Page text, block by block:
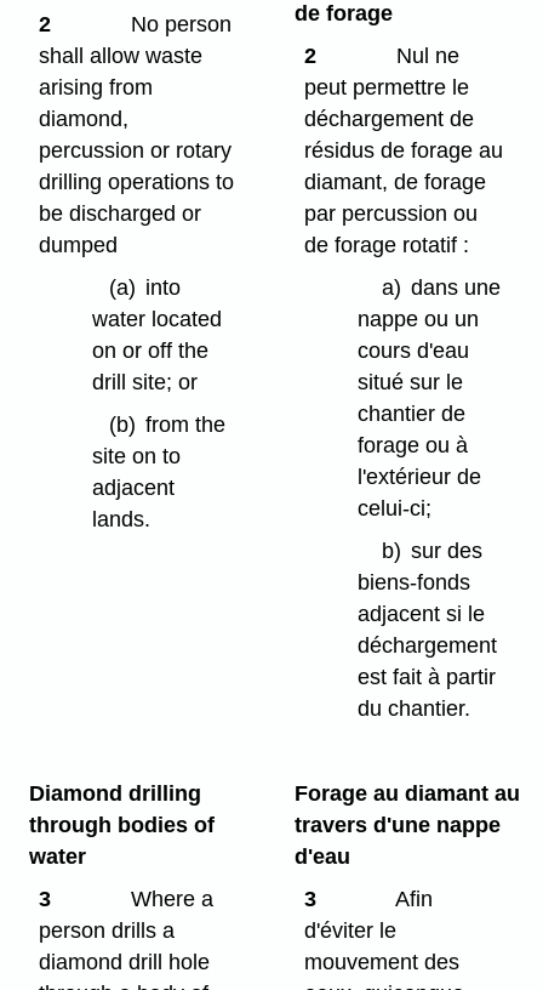
2
No person
shall allow waste
arising from
diamond,
percussion or rotary
drilling operations to
be discharged or
dumped
(a) into
water located
on or off the
drill site; or
(b) from the
site on to
adjacent
lands.
de forage
2
Nul ne
peut permettre le
déchargement de
résidus de forage au
diamant, de forage
par percussion ou
de forage rotatif :
a) dans une
nappe ou un
cours d'eau
situé sur le
chantier de
forage ou à
l'extérieur de
celui-ci;
b) sur des
biens-fonds
adjacent si le
déchargement
est fait à partir
du chantier.
Diamond drilling
through bodies of
water
3
Where a
person drills a
diamond drill hole
Forage au diamant au
travers d'une nappe
d'eau
3
Afin
d'éviter le
mouvement des